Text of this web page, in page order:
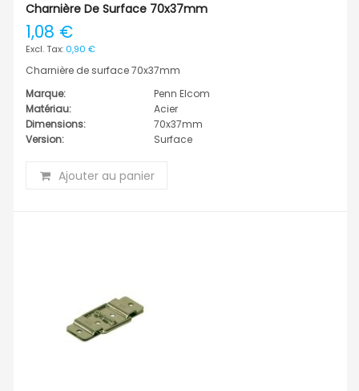
Charnière De Surface 70x37mm
1,08 €
0,90 €
Charnière de surface 70x37mm
Marque:
Penn Elcom
Matériau:
Acier
Dimensions:
70x37mm
Version:
Surface
Ajouter au panier